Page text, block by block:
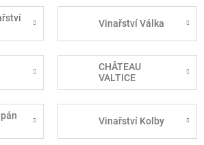
Vinařství Válka
CHÂTEAU
VALTICE
Vinařství Kolby